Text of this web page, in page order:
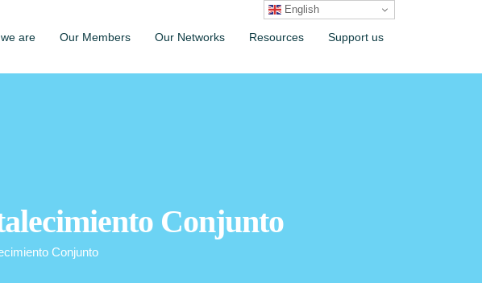
are Our Members Our Networks Resources Support us
Conjunto
Conjunto
English